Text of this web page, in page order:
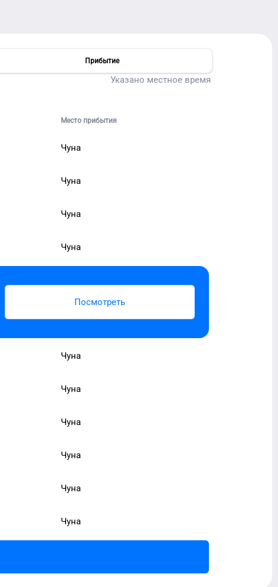
Прибытие
Указано местное время
Место прибытия
Чуна
Чуна
Чуна
Чуна
Посмотреть
Чуна
Чуна
Чуна
Чуна
Чуна
Чуна